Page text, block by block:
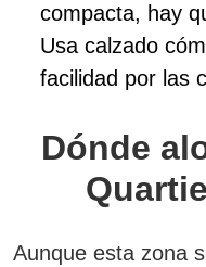
compacta, hay
Usa calzado
facilidad por las
Dónde
Aunque esta zona